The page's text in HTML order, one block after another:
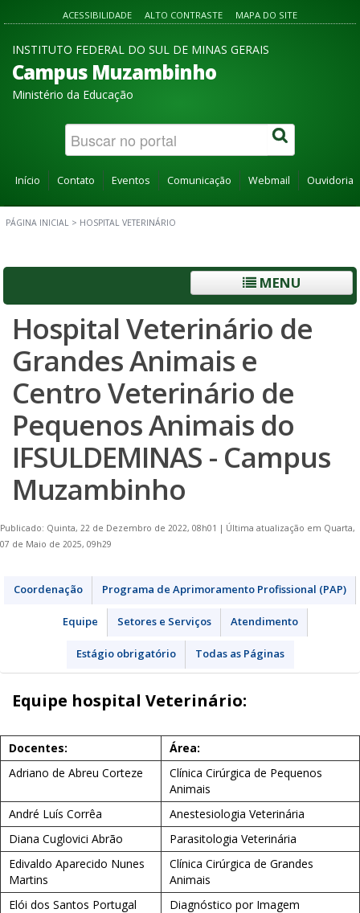
ACESSIBILIDADE ALTO CONTRASTE MAPA DO SITE
INSTITUTO FEDERAL DO SUL DE MINAS GERAIS
Campus Muzambinho
Ministério da Educação
Início Contato Eventos Comunicação Webmail Ouvidoria
PÁGINA INICIAL > HOSPITAL VETERINÁRIO
MENU
Hospital Veterinário de
Grandes Animais e
Centro Veterinário de
Pequenos Animais do
IFSULDEMINAS - Campus
Muzambinho
Publicado: Quinta, 22 de Dezembro de 2022, 08h01 | Última atualização em Quarta,
07 de Maio de 2025, 09h29
Coordenação Programa de Aprimoramento Profissional (PAP)
Equipe Setores e Serviços Atendimento
Estágio obrigatório Todas as Páginas
Equipe hospital Veterinário:
Docentes:
Área:
Adriano de Abreu Corteze
Clínica Cirúrgica de Pequenos
Animais
André Luís Corrêa
Anestesiologia Veterinária
Diana Cuglovici Abrão
Parasitologia Veterinária
Edivaldo Aparecido Nunes
Martins
Clínica Cirúrgica de Grandes
Animais
Elói dos Santos Portugal
Diagnóstico por Imagem